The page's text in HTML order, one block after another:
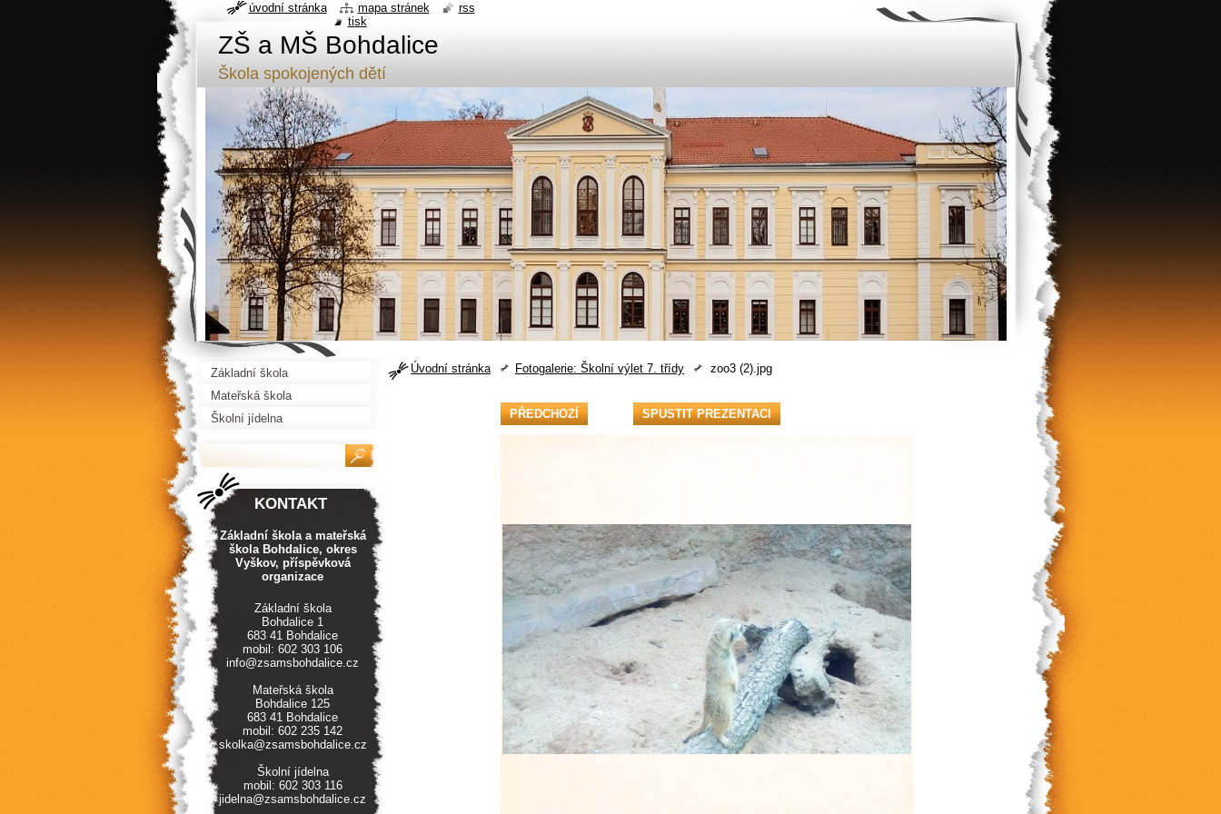
ZŠ a MŠ Bohdalice
Škola spokojených dětí
Úvodní stránka Fotogalerie: Školní výlet 7. třídy zoo3 (2).jpg
PŘEDCHOZÍ SPUSTIT PREZENTACI
Základní škola
Mateřská škola
Školní jídelna
KONTAKT
Základní škola a mateřská
škola Bohdalice, okres
Vyškov, příspěvková
organizace
Základní škola
Bohdalice 1
683 41 Bohdalice
mobil: 602 303 106
info@zsamsbohdalice.cz
Mateřská škola
Bohdalice 125
683 41 Bohdalice
mobil: 602 235 142
skolka@zsamsbohdalice.cz
Školní jídelna
mobil: 602 303 116
jidelna@zsamsbohdalice.cz
úvodní stránka mapa stránek
rss
tisk